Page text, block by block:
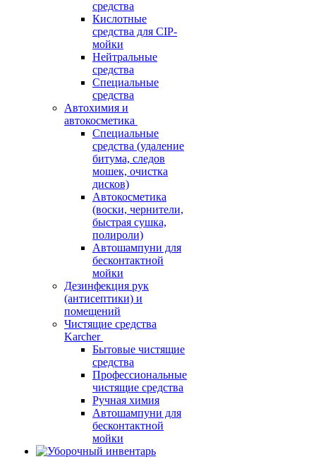
средства
Кислотные
средства для CIP-
мойки
Нейтральные
средства
Специальные
средства
Автохимия и
автокосметика
Специальные
средства (удаление
битума, следов
мошек, очистка
дисков)
Автокосметика
(воски, чернители,
быстрая сушка,
полироли)
Автошампуни для
бесконтактной
мойки
Дезинфекция рук
(антисептики) и
помещений
Чистящие средства
Karcher
Бытовые чистящие
средства
Профессиональные
чистящие средства
Ручная химия
Автошампуни для
бесконтактной
мойки